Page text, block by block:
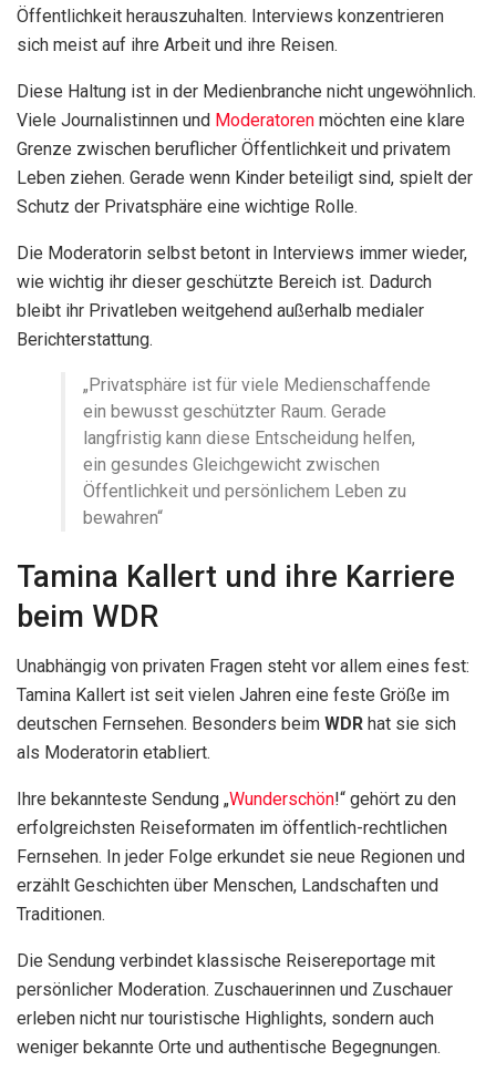
Öffentlichkeit herauszuhalten. Interviews konzentrieren
sich meist auf ihre Arbeit und ihre Reisen.
Diese Haltung ist in der Medienbranche nicht ungewöhnlich.
Viele Journalistinnen und Moderatoren möchten eine klare
Grenze zwischen beruflicher Öffentlichkeit und privatem
Leben ziehen. Gerade wenn Kinder beteiligt sind, spielt der
Schutz der Privatsphäre eine wichtige Rolle.
Die Moderatorin selbst betont in Interviews immer wieder,
wie wichtig ihr dieser geschützte Bereich ist. Dadurch
bleibt ihr Privatleben weitgehend außerhalb medialer
Berichterstattung.
„Privatsphäre ist für viele Medienschaffende
ein bewusst geschützter Raum. Gerade
langfristig kann diese Entscheidung helfen,
ein gesundes Gleichgewicht zwischen
Öffentlichkeit und persönlichem Leben zu
bewahren“
Tamina Kallert und ihre Karriere
beim WDR
Unabhängig von privaten Fragen steht vor allem eines fest:
Tamina Kallert ist seit vielen Jahren eine feste Größe im
deutschen Fernsehen. Besonders beim WDR hat sie sich
als Moderatorin etabliert.
Ihre bekannteste Sendung „Wunderschön!“ gehört zu den
erfolgreichsten Reiseformaten im öffentlich-rechtlichen
Fernsehen. In jeder Folge erkundet sie neue Regionen und
erzählt Geschichten über Menschen, Landschaften und
Traditionen.
Die Sendung verbindet klassische Reisereportage mit
persönlicher Moderation. Zuschauerinnen und Zuschauer
erleben nicht nur touristische Highlights, sondern auch
weniger bekannte Orte und authentische Begegnungen.